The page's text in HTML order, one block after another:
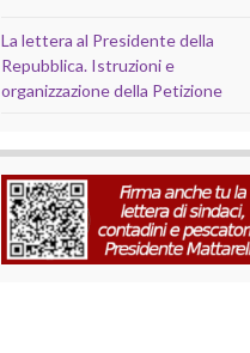
La lettera al Presidente della
Repubblica. Istruzioni e
organizzazione della Petizione